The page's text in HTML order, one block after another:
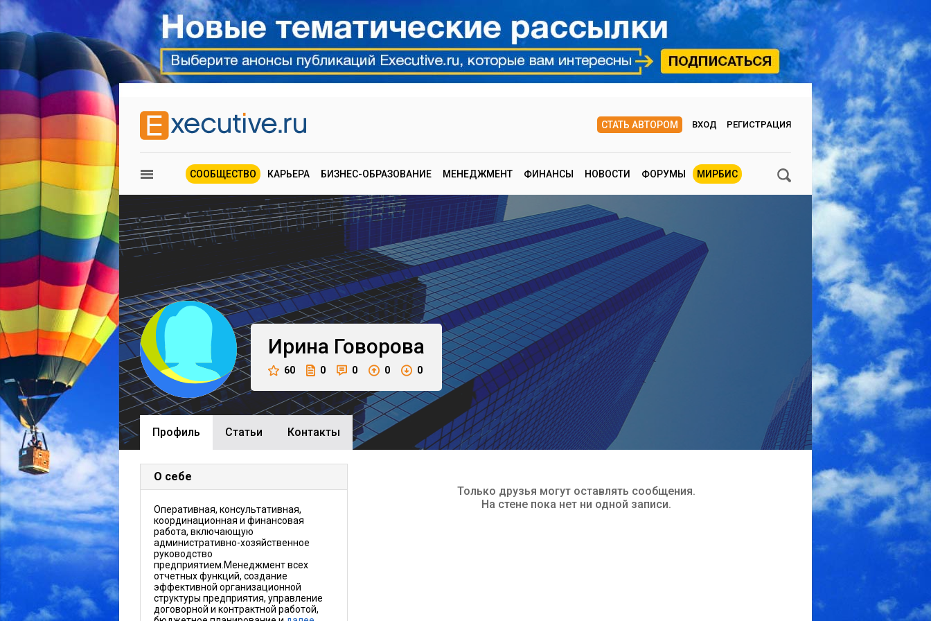
СТАТЬ АВТОРОМ ВХОД РЕГИСТРАЦИЯ
СООБЩЕСТВО КАРЬЕРА БИЗНЕС-ОБРАЗОВАНИЕ МЕНЕДЖМЕНТ ФИНАНСЫ НОВОСТИ ФОРУМЫ МИРБИС
Ирина Говорова
60 0 0 0 0
Профиль Cтатьи Контакты
О себе
Оперативная, консультативная,
координационная и финансовая
работа, включающую
административно-хозяйственное
руководство
предприятием.Менеджмент всех
отчетных функций, создание
эффективной организационной
структуры предприятия, управление
договорной и контрактной работой,
Только друзья могут оставлять сообщения.
На стене пока нет ни одной записи.